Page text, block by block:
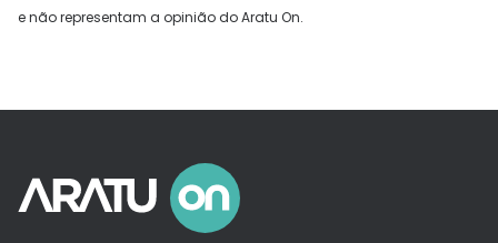
e não representam a opinião do Aratu On.